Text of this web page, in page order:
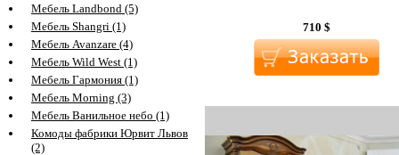
Мебель Landbond (5)
Мебель Shangri (1)
Мебель Avanzare (4)
Мебель Wild West (1)
Мебель Гармония (1)
Мебель Morning (3)
Мебель Ванильное небо (1)
Комоды фабрики Юрвит Львов
(2)
710 $